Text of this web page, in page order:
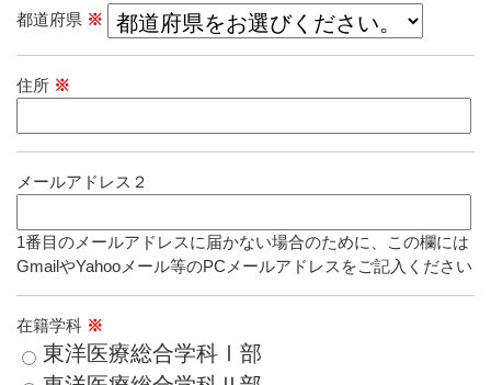
都道府県 ※
住所 ※
メールアドレス２
1番目のメールアドレスに届かない場合のために、この欄には
GmailやYahooメール等のPCメールアドレスをご記入ください
在籍学科 ※
東洋医療総合学科Ⅰ部